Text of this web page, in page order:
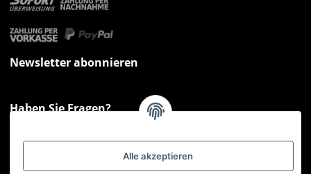
Alle akzeptieren
Newsletter abonnieren
Haben Sie Fragen?
Montag - Freitag: 09:00 - 17:00 Uhr
Hotline 📞